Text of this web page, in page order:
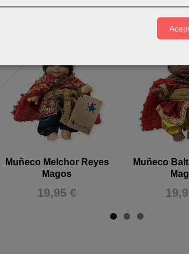
Muñeco Melchor Reyes
Magos
19,95 €
Muñeco